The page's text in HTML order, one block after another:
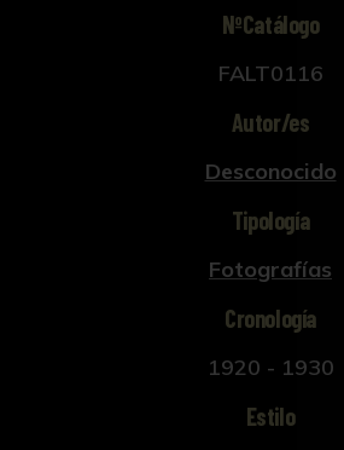
NºCatálogo
FALT0116
Autor/es
Desconocido
Tipología
Fotografías
Cronología
1920 - 1930
Estilo